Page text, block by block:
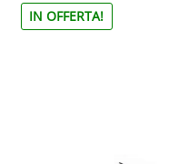
IN OFFERTA!